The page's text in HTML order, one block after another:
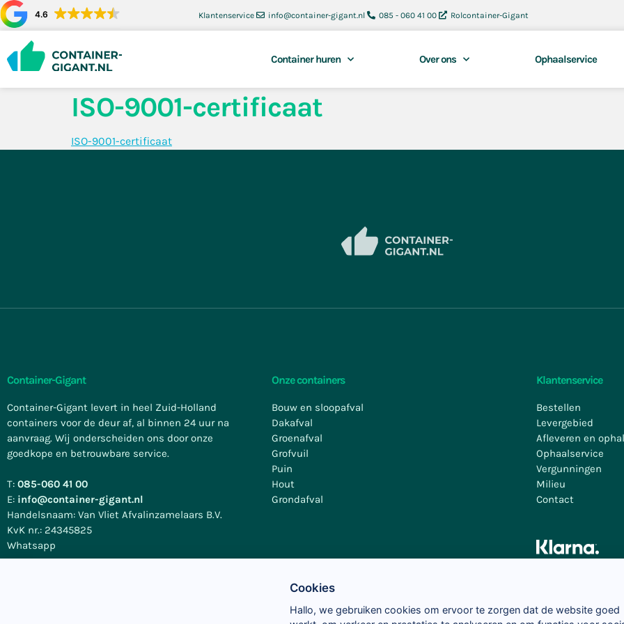
4.6 Klantenservice info@container-gigant.nl 085 - 060 41 00 Rolcontainer-Gigant
Container huren Over ons Ophaalservice
ISO-9001-certificaat
ISO-9001-certificaat
Container-Gigant
Container-Gigant levert in heel Zuid-Holland
containers voor de deur af, al binnen 24 uur na
aanvraag. Wij onderscheiden ons door onze
goedkope en betrouwbare service.
T: 085-060 41 00
E: info@container-gigant.nl
Handelsnaam: Van Vliet Afvalinzamelaars B.V.
KvK nr.: 24345825
Whatsapp
Onze containers
Bouw en sloopafval
Dakafval
Groenafval
Grofvuil
Puin
Hout
Grondafval
Klantenservice
Bestellen
Levergebied
Afleveren en
Ophaalservice
Vergunningen
Milieu
Contact
Cookies
Hallo, we gebruiken cookies om ervoor te zorgen dat de website goed